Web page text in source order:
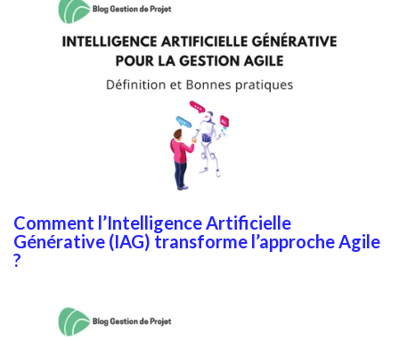
Comment l’Intelligence Artificielle
Générative (IAG) transforme l’approche Agile
?